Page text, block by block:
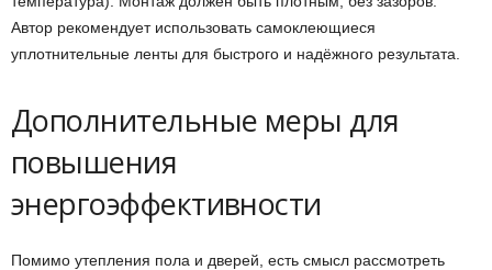
Автор рекомендует использовать самоклеющиеся
уплотнительные ленты для быстрого и надёжного результата.
Дополнительные меры для
повышения
энергоэффективности
Помимо утепления пола и дверей, есть смысл рассмотреть